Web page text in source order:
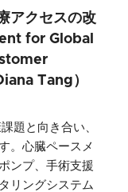
アクセスの改
for Global
Tang）
題と向き合い、
。心臓ペースメ
ンプ、手術支援
リングシステム